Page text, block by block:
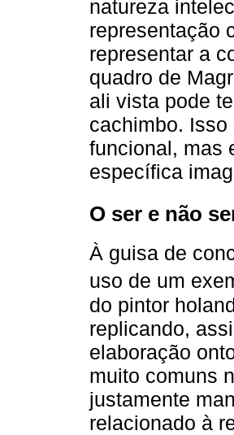
natureza
representação
representar a
quadro de
ali vista pode
cachimbo.
funcional, mas
específica
O ser e não
À guisa de
uso de um
do pintor
replicando,
elaboração
muito comuns
justamente
relacionado à